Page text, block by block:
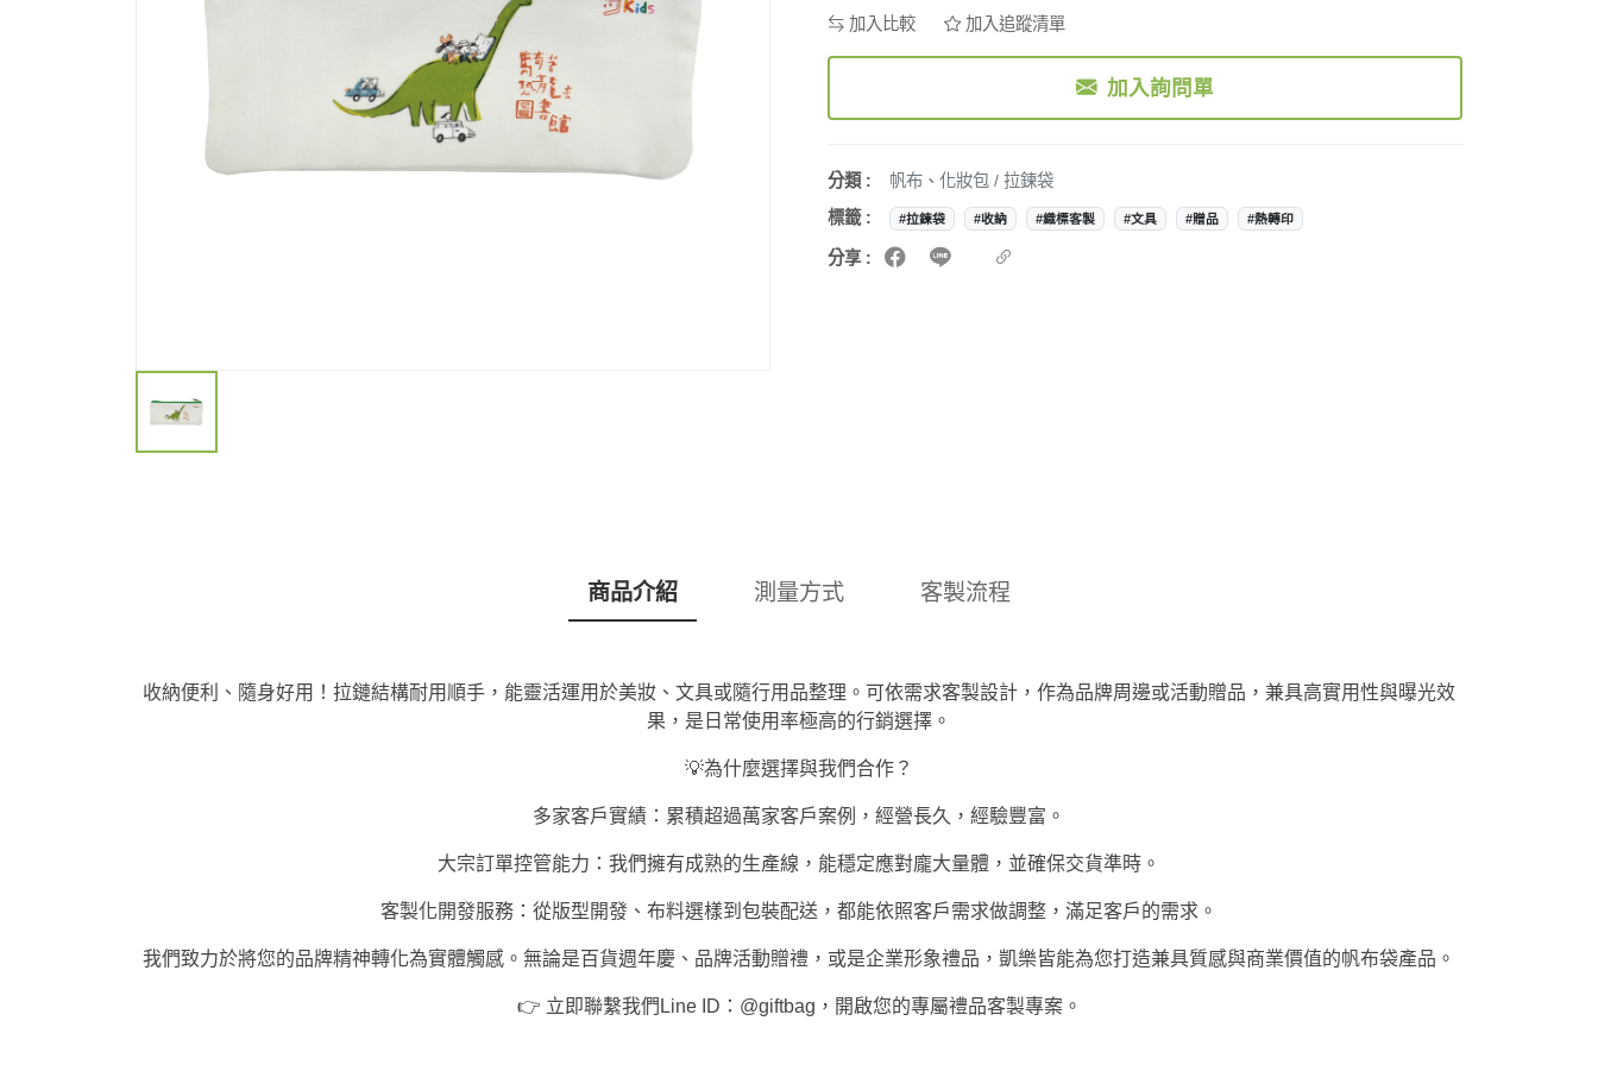
加入比較 加入追蹤清單
加入詢問單
分類 : 帆布 、 化妝包 / 拉鍊袋
標籤 :
#拉鍊袋 #收納 #織標客製 #文具 #贈品 #熱轉印
分享 :
商品介紹 測量方式 客製流程
收納便利、隨身好用！拉鏈結構耐用順手，能靈活運用於美妝、文具或隨行用品整理。可依需求客製設計，作為品牌周邊或活動贈品，兼具高實用性與曝光效
果，是日常使用率極高的行銷選擇。
💡為什麼選擇與我們合作？
多家客戶實績：累積超過萬家客戶案例，經營長久，經驗豐富。
大宗訂單控管能力：我們擁有成熟的生產線，能穩定應對龐大量體，並確保交貨準時。
客製化開發服務：從版型開發、布料選樣到包裝配送，都能依照客戶需求做調整，滿足客戶的需求。
我們致力於將您的品牌精神轉化為實體觸感。無論是百貨週年慶、品牌活動贈禮，或是企業形象禮品，凱樂皆能為您打造兼具質感與商業價值的帆布袋產品。
👉 立即聯繫我們Line ID：@giftbag，開啟您的專屬禮品客製專案。